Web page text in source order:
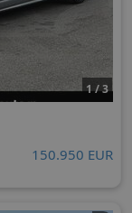
1 / 3
150.950 EUR